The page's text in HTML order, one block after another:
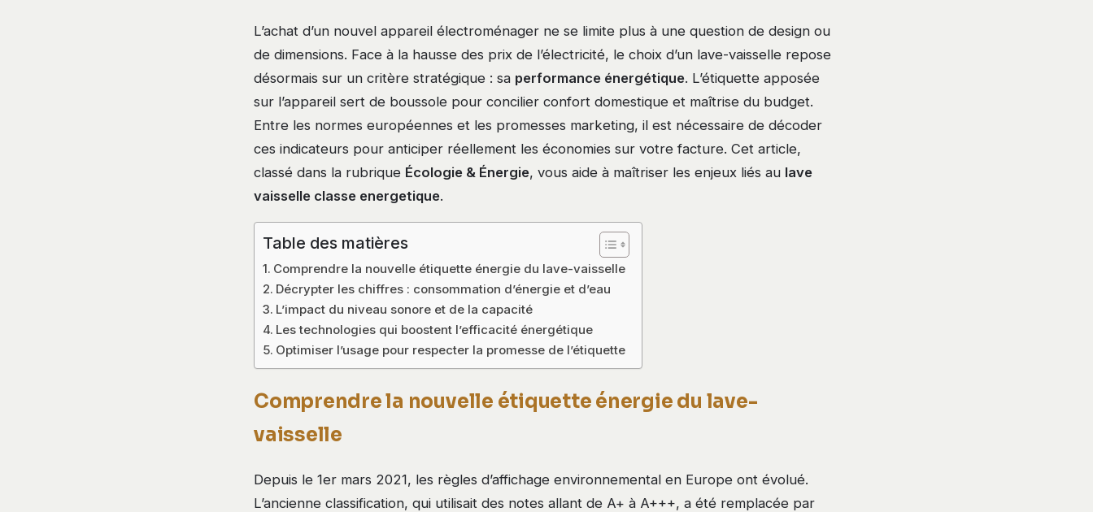
L’achat d’un nouvel appareil électroménager ne se limite plus à une question de design ou
de dimensions. Face à la hausse des prix de l’électricité, le choix d’un lave-vaisselle repose
désormais sur un critère stratégique : sa performance énergétique. L’étiquette apposée
sur l’appareil sert de boussole pour concilier confort domestique et maîtrise du budget.
Entre les normes européennes et les promesses marketing, il est nécessaire de décoder
ces indicateurs pour anticiper réellement les économies sur votre facture. Cet article,
classé dans la rubrique Écologie & Énergie, vous aide à maîtriser les enjeux liés au lave
vaisselle classe energetique.
Table des matières
Comprendre la nouvelle étiquette énergie du lave-vaisselle
Décrypter les chiffres : consommation d’énergie et d’eau
L’impact du niveau sonore et de la capacité
Les technologies qui boostent l’efficacité énergétique
Optimiser l’usage pour respecter la promesse de l’étiquette
Comprendre la nouvelle étiquette énergie du lave-
vaisselle
Depuis le 1er mars 2021, les règles d’affichage environnemental en Europe ont évolué.
L’ancienne classification, qui utilisait des notes allant de A+ à A+++, a été remplacée par